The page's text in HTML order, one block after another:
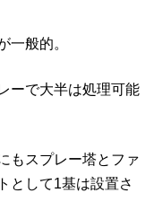
一般的。
ーで大半は処理可能
もスプレー塔とファ
として1基は設置さ